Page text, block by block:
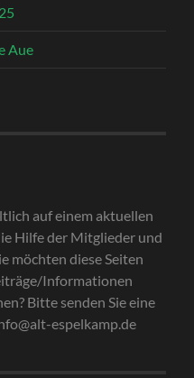
Aue
auf einem aktuellen
Hilfe der Mitglieder und
möchten diese Seiten
Informationen
Bitte senden Sie eine
espelkamp.de